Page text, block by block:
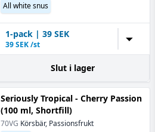
All white snus
1-pack | 39 SEK
39SEK /st
▼
Slut i lager
Seriously Tropical - Cherry Passion
(100 ml, Shortfill)
70VG Körsbär, Passionsfrukt